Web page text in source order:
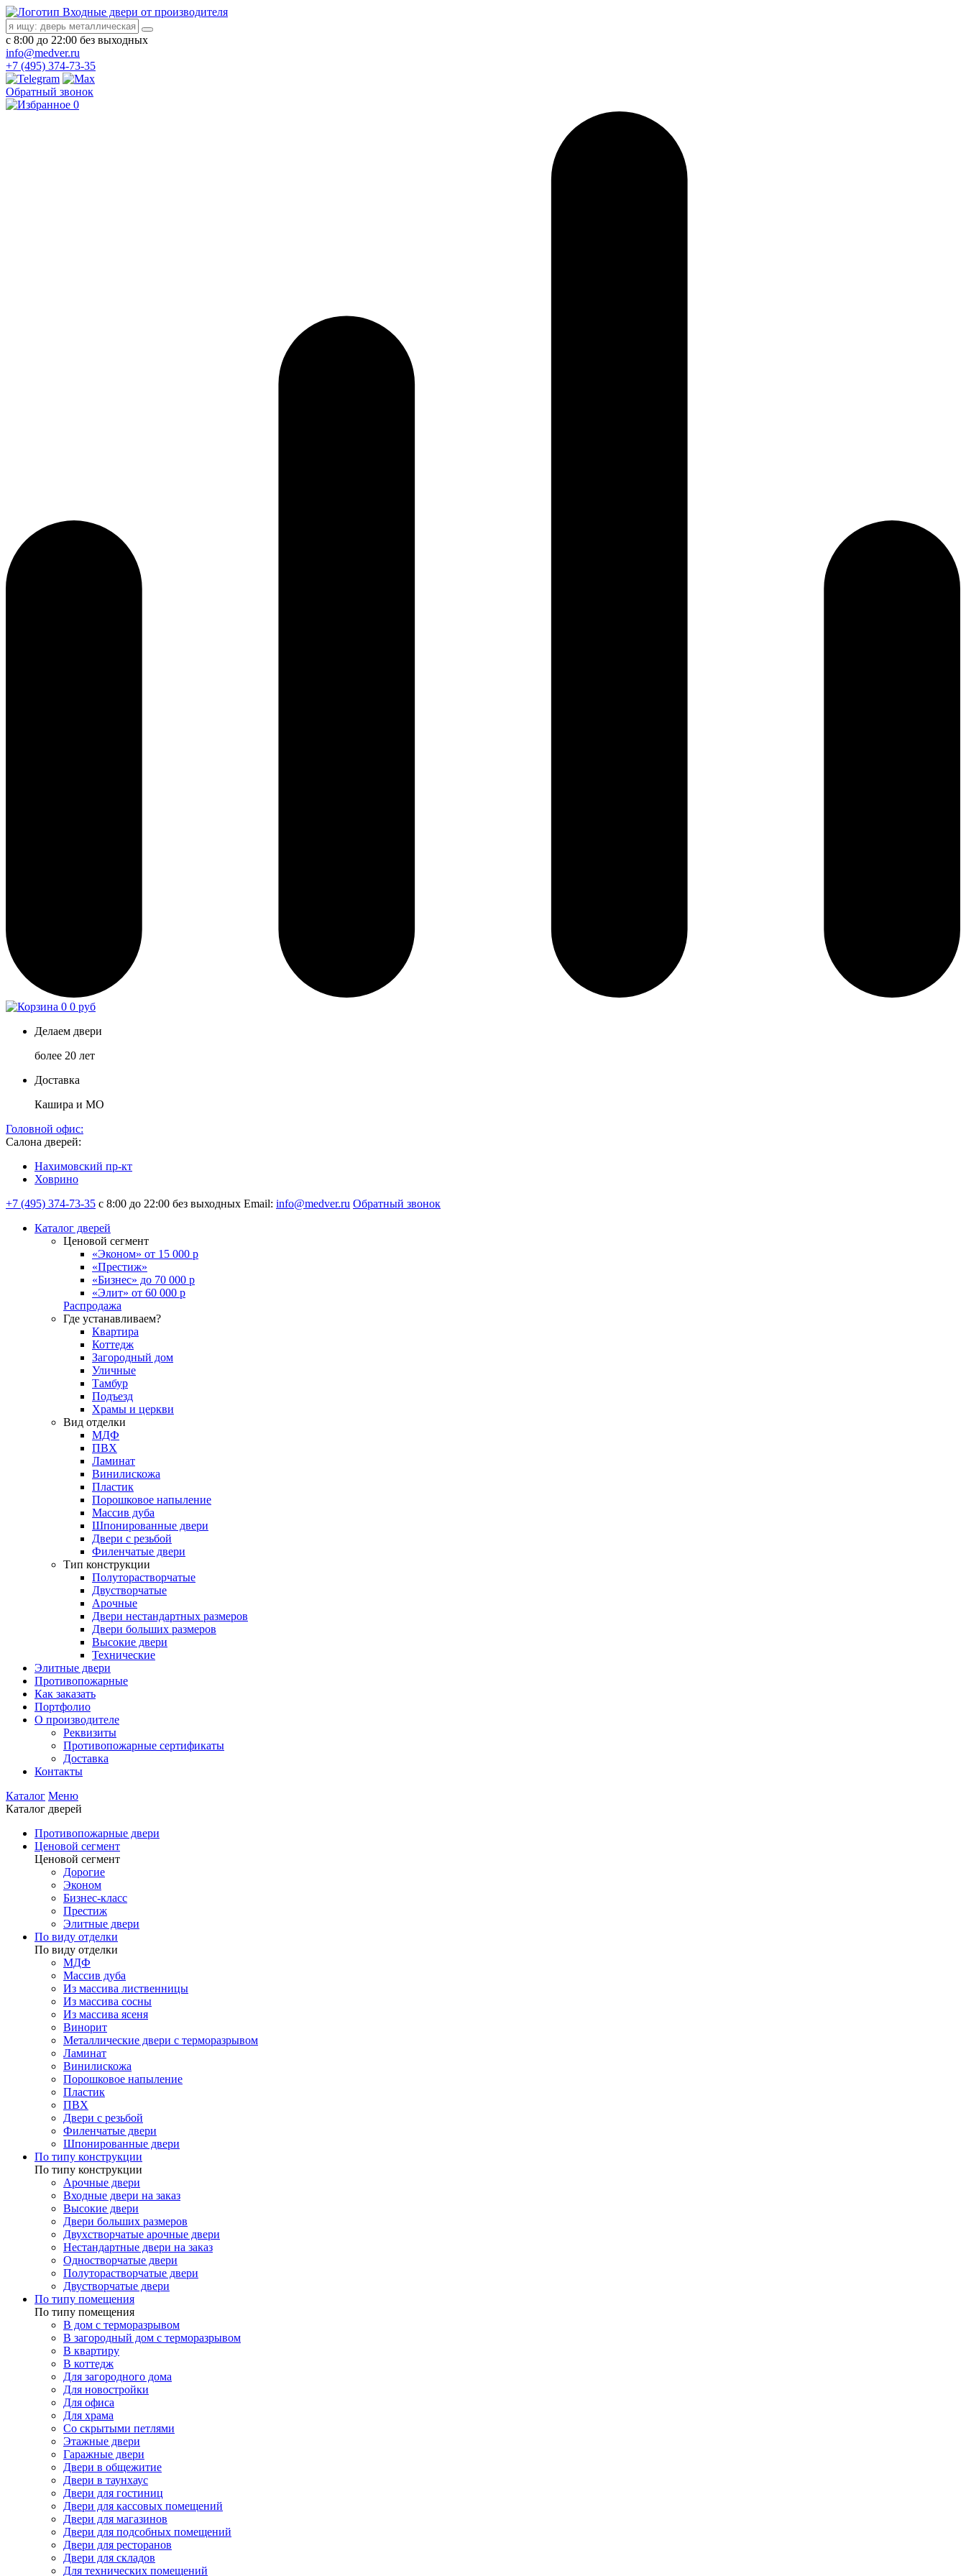
Входные двери от производителя
с 8:00 до 22:00 без выходных
info@medver.ru
+7 (495) 374-73-35
Обратный звонок
0
0 0 руб
Делаем двери
более 20 лет
Доставка
Кашира и МО
Головной офис:
Салона дверей:
Нахимовский пр-кт
Ховрино
+7 (495) 374-73-35 с 8:00 до 22:00 без выходных Email: info@medver.ru Обратный звонок
Каталог дверей
Ценовой сегмент
«Эконом» от 15 000 р
«Престиж»
«Бизнес» до 70 000 р
«Элит» от 60 000 р
Распродажа
Где устанавливаем?
Квартира
Коттедж
Загородный дом
Уличные
Тамбур
Подъезд
Храмы и церкви
Вид отделки
МДФ
ПВХ
Ламинат
Винилискожа
Пластик
Порошковое напыление
Массив дуба
Шпонированные двери
Двери с резьбой
Филенчатые двери
Тип конструкции
Полуторастворчатые
Двустворчатые
Арочные
Двери нестандартных размеров
Двери больших размеров
Высокие двери
Технические
Элитные двери
Противопожарные
Как заказать
Портфолио
О производителе
Реквизиты
Противопожарные сертификаты
Доставка
Контакты
Каталог Меню
Каталог дверей
Противопожарные двери
Ценовой сегмент
Ценовой сегмент
Дорогие
Эконом
Бизнес-класс
Престиж
Элитные двери
По виду отделки
По виду отделки
МДФ
Массив дуба
Из массива лиственницы
Из массива сосны
Из массива ясеня
Винорит
Металлические двери с терморазрывом
Ламинат
Винилискожа
Порошковое напыление
Пластик
ПВХ
Двери с резьбой
Филенчатые двери
Шпонированные двери
По типу конструкции
По типу конструкции
Арочные двери
Входные двери на заказ
Высокие двери
Двери больших размеров
Двухстворчатые арочные двери
Нестандартные двери на заказ
Одностворчатые двери
Полуторастворчатые двери
Двустворчатые двери
По типу помещения
По типу помещения
В дом с терморазрывом
В загородный дом с терморазрывом
В квартиру
В коттедж
Для загородного дома
Для новостройки
Для офиса
Для храма
Со скрытыми петлями
Этажные двери
Гаражные двери
Двери в общежитие
Двери в таунхаус
Двери для гостиниц
Двери для кассовых помещений
Двери для магазинов
Двери для подсобных помещений
Двери для ресторанов
Двери для складов
Для технических помещений